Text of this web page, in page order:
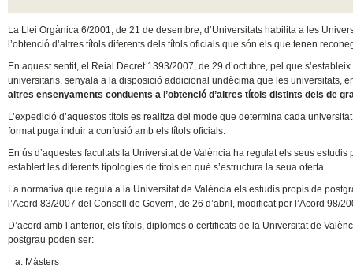
La Llei Orgànica 6/2001, de 21 de desembre, d’Universitats habilita a les
l’obtenció d’altres títols diferents dels títols oficials que són els que tenen
En aquest sentit, el Reial Decret 1393/2007, de 29 d’octubre, pel que
universitaris, senyala a la disposició addicional undècima que les universitats,
altres ensenyaments conduents a l’obtenció d’altres títols distints dels de
L’expedició d’aquestos títols es realitza del mode que determina cada
format puga induir a confusió amb els títols oficials.
En ús d’aquestes facultats la Universitat de València ha regulat els seus
establert les diferents tipologies de títols en què s’estructura la seua oferta.
La normativa que regula a la Universitat de València els estudis propis de
l’Acord 83/2007 del Consell de Govern, de 26 d’abril, modificat per l’Acord 98/
D’acord amb l’anterior, els títols, diplomes o certificats de la Universitat de
postgrau poden ser:
Màsters